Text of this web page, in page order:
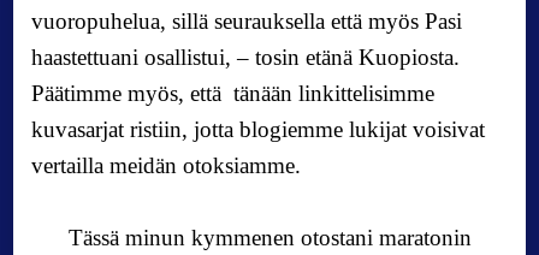
l
I
I
vuoropuhelua, sillä seurauksella että myös Pasi
haastettuani osallistui, – tosin etänä Kuopiosta.
Päätimme myös, että tänään linkittelisimme
kuvasarjat ristiin, jotta blogiemme lukijat voisivat
vertailla meidän otoksiamme.
Tässä minun kymmenen otostani maratonin